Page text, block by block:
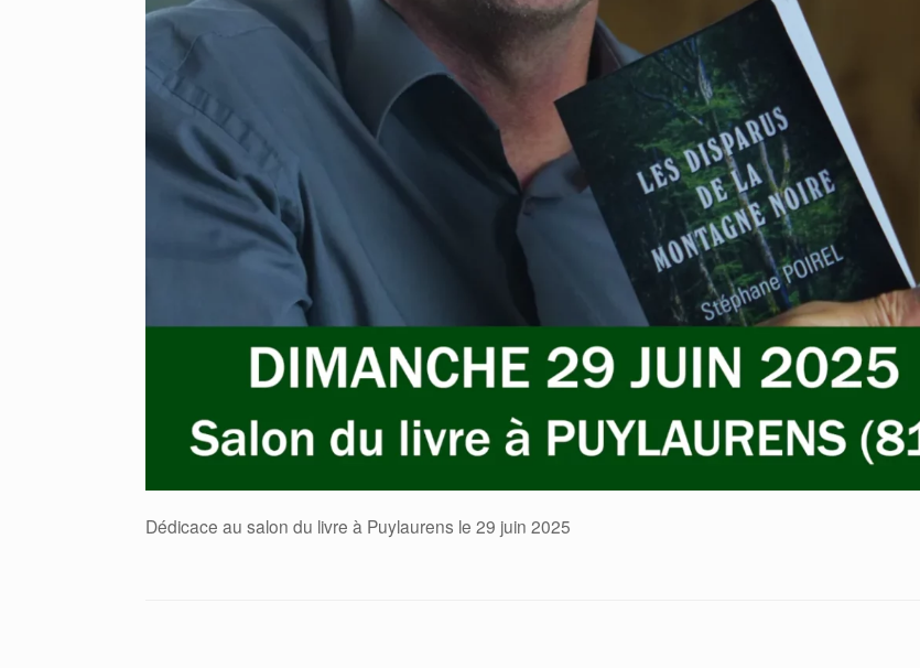
Dédicace au salon du livre à Puylaurens le 29 juin 2025